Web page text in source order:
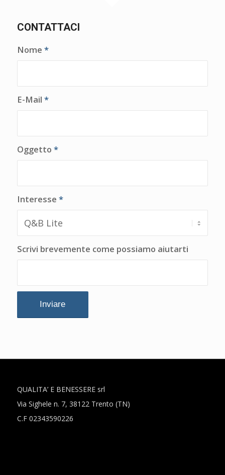
CONTATTACI
Nome *
E-Mail *
Oggetto *
Interesse *
Scrivi brevemente come possiamo aiutarti
QUALITA’ E BENESSERE srl
Via Sighele n. 7, 38122 Trento (TN)
C.F 02343590226